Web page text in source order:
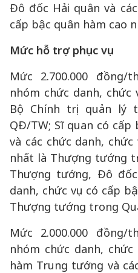
Đô đốc Hải quân và
cấp bậc quân hàm cao
Mức hỗ trợ phục vụ
Mức 2.700.000
nhóm chức danh, chức
Bộ Chính trị quản lý
QĐ/TW; Sĩ quan có
và các chức danh,
nhất là Thượng tướng
Thượng tướng, Đô
danh, chức vụ có cấp
Thượng tướng trong
Mức 2.000.000
nhóm chức danh,
hàm Trung tướng và